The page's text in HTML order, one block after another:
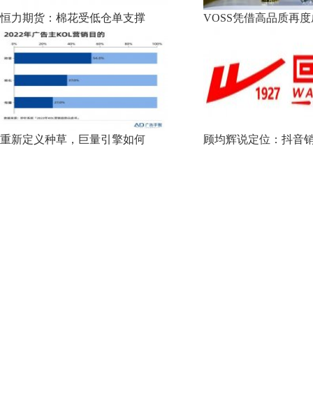
恒力期货：棉花受低仓单支撑 VOSS凭借高品质再度
重新定义种草，巨量引擎如何 顾均辉说定位：抖音